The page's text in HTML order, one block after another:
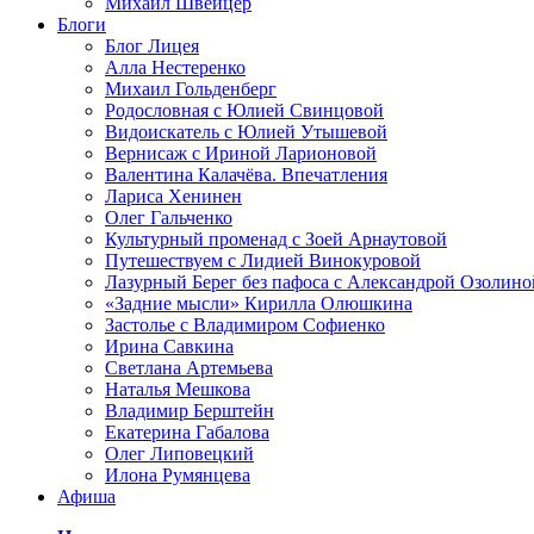
Блоги
Блог Лицея
Алла Нестеренко
Михаил Гольденберг
Родословная с Юлией Свинцовой
Видоискатель с Юлией Утышевой
Вернисаж с Ириной Ларионовой
Валентина Калачёва. Впечатления
Лариса Хенинен
Олег Гальченко
Культурный променад с Зоей Арнаутовой
Путешествуем с Лидией Винокуровой
Лазурный Берег без пафоса с Александрой
«Задние мысли» Кирилла Олюшкина
Застолье с Владимиром Софиенко
Ирина Савкина
Светлана Артемьева
Наталья Мешкова
Владимир Берштейн
Екатерина Габалова
Олег Липовецкий
Илона Румянцева
Афиша